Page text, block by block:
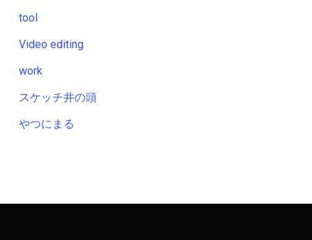
tool
Video editing
work
スケッチ井の頭
やつにまる